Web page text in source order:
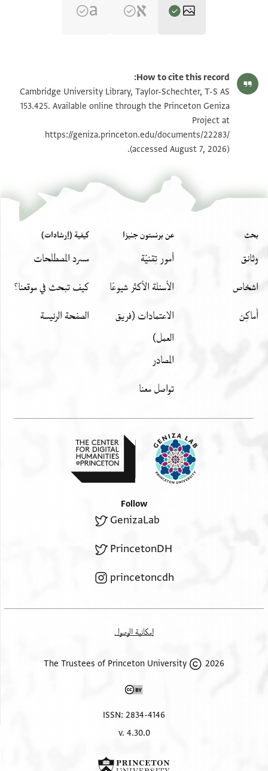
T-S AS 153.425 1v تكبير و تدوير
بيان أذونات الصورة
How to cite this record:
Cambridge University Library, Taylor-Schechter, T-S AS
153.425. Available online through the Princeton Geniza
Project at
https://geniza.princeton.edu/documents/22283/
(accessed August 7, 2026).
بحث
وثائق
اشخاص
أَماكِن
عن برنستون جنيزا
أمور تِقنيّة
الأسئلة الأكثر شيوعًا
الاعتمادات (فريق
العمل)
المصادر
تواصل معنا
كيفية (إرشادات)
مسرد المصطلحات
كيف تبحث في موقعنا؟
الصفحة الرئيسة
Follow
GenizaLab
PrincetonDH
princetoncdh
إمكانية الوصول
2026 The Trustees of Princeton University
ISSN: 2834-4146
v. 4.30.0